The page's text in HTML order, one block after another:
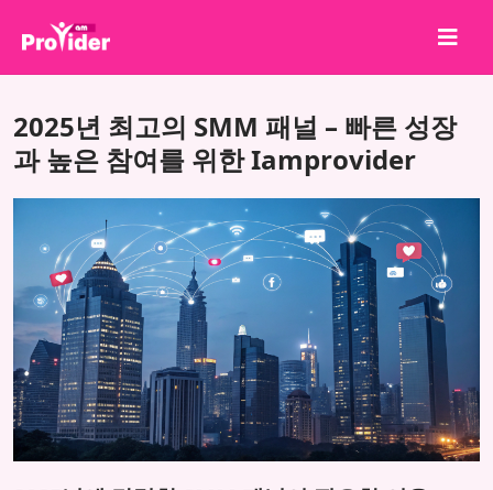
회사 소개
서비스
API
이용약관
블로그
2025년 최고의 SMM 패널 – 빠른 성장
과 높은 참여를 위한 Iamprovider